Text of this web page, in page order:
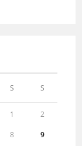
S S
1 2
8 9